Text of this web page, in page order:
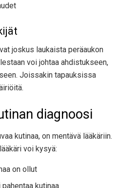
joskus laukaista peräaukon
​​​​voi johtaa ahdistukseen,
Joissakin tapauksissa
diagnoosi
kutinaa, on mentävä lääkäriin.
voi kysyä:
on ollut
kutinaa